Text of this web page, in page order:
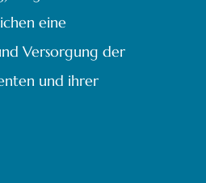
eine
Versorgung der
und ihrer